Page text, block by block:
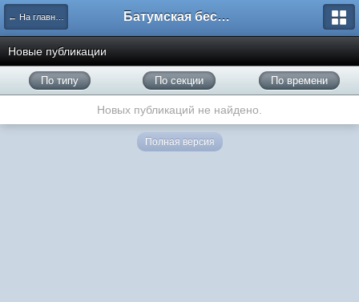
← На главную Батумская беседка
Новые публикации
По типу По секции По времени
Новых публикаций не найдено.
Полная версия